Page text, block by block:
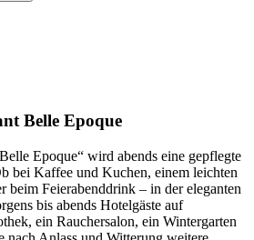
Belle Epoque
Epoque“ wird abends eine gepflegte
bei Kaffee und Kuchen, einem leichten
beim Feierabenddrink – in der eleganten
bis abends Hotelgäste auf
ein Rauchersalon, ein Wintergarten